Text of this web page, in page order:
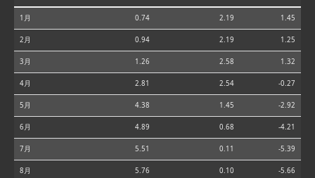
1月 0.74 2.19 1.45
2月 0.94 2.19 1.25
3月 1.26 2.58 1.32
4月 2.81 2.54 -0.27
5月 4.38 1.45 -2.92
6月 4.89 0.68 -4.21
7月 5.51 0.11 -5.39
8月 5.76 0.10 -5.66